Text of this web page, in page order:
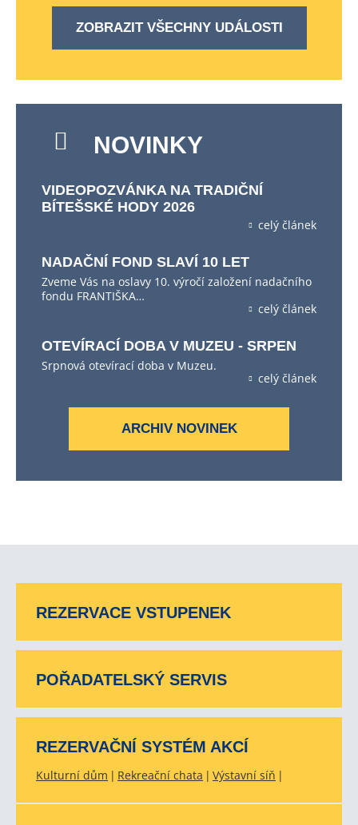
ZOBRAZIT VŠECHNY UDÁLOSTI
NOVINKY
VIDEOPOZVÁNKA NA TRADIČNÍ
BÍTEŠSKÉ HODY 2026
celý článek
NADAČNÍ FOND SLAVÍ 10 LET
Zveme Vás na oslavy 10. výročí založení nadačního
fondu FRANTIŠKA…
celý článek
OTEVÍRACÍ DOBA V MUZEU - SRPEN
Srpnová otevírací doba v Muzeu.
celý článek
ARCHIV NOVINEK
REZERVACE VSTUPENEK
POŘADATELSKÝ SERVIS
REZERVAČNÍ SYSTÉM AKCÍ
Kulturní dům Rekreační chata Výstavní síň